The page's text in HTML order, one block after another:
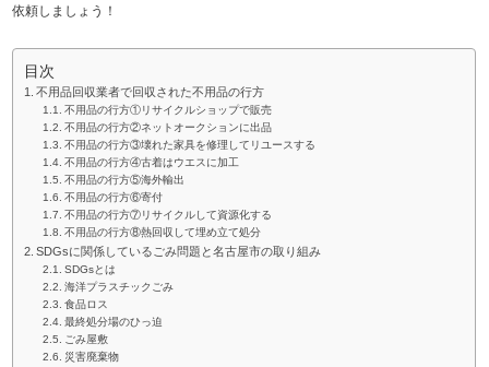
依頼しましょう！
目次
不用品回収業者で回収された不用品の行方
不用品の行方①リサイクルショップで販売
不用品の行方②ネットオークションに出品
不用品の行方③壊れた家具を修理してリユースする
不用品の行方④古着はウエスに加工
不用品の行方⑤海外輸出
不用品の行方⑥寄付
不用品の行方⑦リサイクルして資源化する
不用品の行方⑧熱回収して埋め立て処分
SDGsに関係しているごみ問題と名古屋市の取り組み
SDGsとは
海洋プラスチックごみ
食品ロス
最終処分場のひっ迫
ごみ屋敷
災害廃棄物